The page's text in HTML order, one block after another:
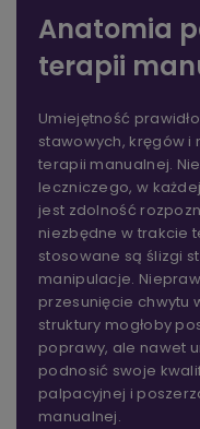
Anatomia
terapii
Umiejętność
stawowych, kręgów i
terapii manualnej.
leczniczego, w
jest zdolność
niezbędne w trakcie
stosowane są ślizgi
manipulacje.
przesunięcie chwytu
struktury mogłoby
poprawy, ale nawet
podnosić swoje
palpacyjnej i
manualnej.